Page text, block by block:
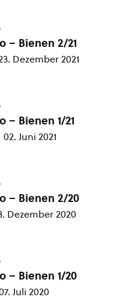
– Bienen 2/21
Dezember 2021
– Bienen 1/21
02. Juni 2021
– Bienen 2/20
Dezember 2020
– Bienen 1/20
Juli 2020